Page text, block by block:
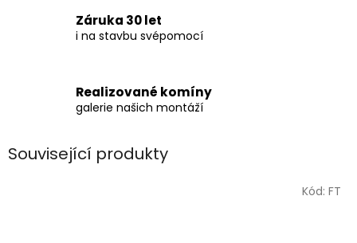
Záruka 30 let
i na stavbu svépomocí
Realizované komíny
galerie našich montáží
Související produkty
Kód: FT